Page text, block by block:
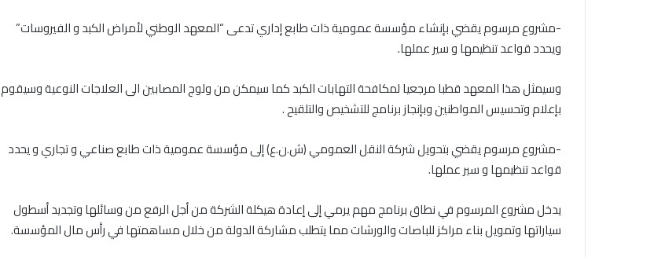
-مشروع مرسوم يقضي بإنشاء مؤسسة عمومية ذات طابع إداري تدعى “المعهد الوطني لأمراض الكبد و الفيروسات”
ويحدد قواعد تنظيمها و سير عملها.
وسيمثل هذا المعهد قطبا مرجعيا لمكافحة التهابات الكبد كما سيمكن من ولوج المصابين الى العلاجات النوعية وسيقوم
بإعلام وتحسيس المواطنين وبإنجاز برنامج للتشخيص والتلقيح .
-مشروع مرسوم يقضي بتحويل شركة النقل العمومي (ش.ن.ع) إلى مؤسسة عمومية ذات طابع صناعي و تجاري و يحدد
قواعد تنظيمها و سير عملها.
يدخل مشروع المرسوم في نطاق برنامج مهم يرمي إلى إعادة هيكلة الشركة من أجل الرفع من وسائلها وتجديد أسطول
سياراتها وتمويل بناء مراكز للباصات والورشات مما يتطلب مشاركة الدولة من خلال مساهمتها في رأس مال المؤسسة.